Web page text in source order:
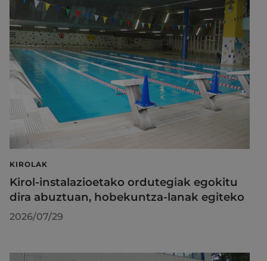
KIROLAK
Kirol-instalazioetako ordutegiak egokitu
dira abuztuan, hobekuntza-lanak egiteko
2026/07/29